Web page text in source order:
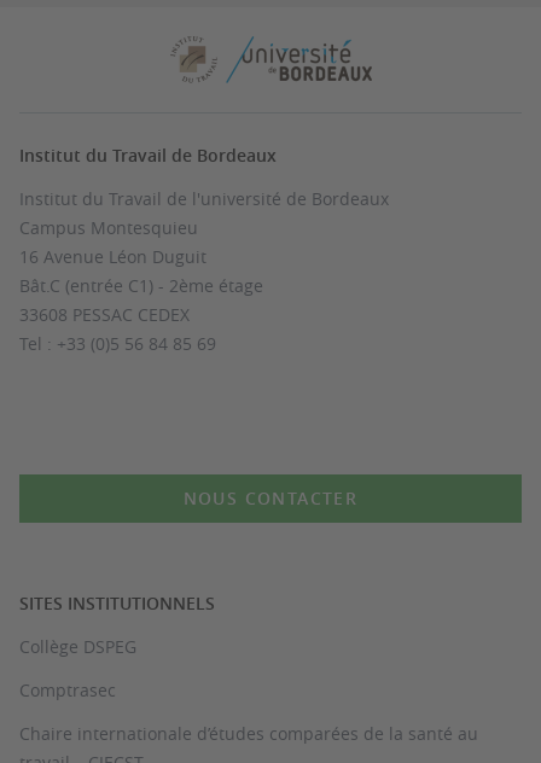
Institut du Travail de Bordeaux
Institut du Travail de l'université de Bordeaux
Campus Montesquieu
16 Avenue Léon Duguit
Bât.C (entrée C1) - 2ème étage
33608 PESSAC CEDEX
Tel : +33 (0)5 56 84 85 69
NOUS CONTACTER
SITES INSTITUTIONNELS
Collège DSPEG
Comptrasec
Chaire internationale d’études comparées de la santé au